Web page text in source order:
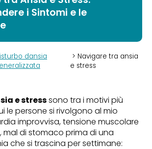
i Sintomi e le
dansia
> Navigare tra ansia
e stress
e stresssono tra i motivi più
le persone si rivolgono al mio
improvvisa, tensione muscolare
mal di stomaco prima di una
che si trascina per settimane: